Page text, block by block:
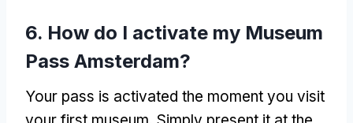
6. How do I activate my Museum
Pass Amsterdam?
Your pass is activated the moment you visit